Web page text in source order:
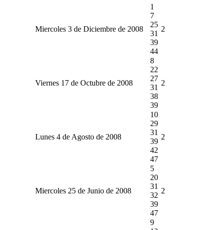
Miercoles 3 de Diciembre de 2008
1
7
25
31
39
44
2
Viernes 17 de Octubre de 2008
8
22
27
31
38
39
2
Lunes 4 de Agosto de 2008
10
29
31
39
42
47
2
Miercoles 25 de Junio de 2008
5
20
31
32
39
47
2
9